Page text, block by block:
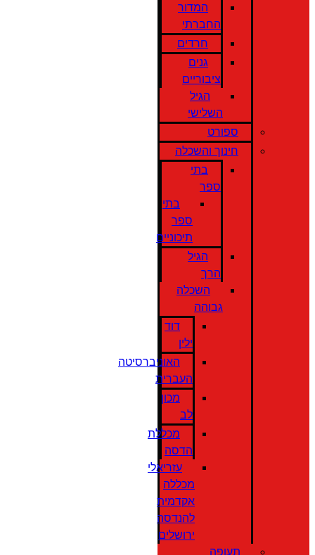
המדור
החברתי
חרדים
גנים
ציבוריים
הגיל
השלישי
ספורט
חינוך והשכלה
בתי
ספר
בתי
ספר
תיכוניים
הגיל
הרך
השכלה
גבוהה
דוד
ילין
האוניברסיטה
העברית
מכון
לב
מכללת
הדסה
עזריאלי
מכללה
אקדמית
להנדסה
ירושלים
תעופה